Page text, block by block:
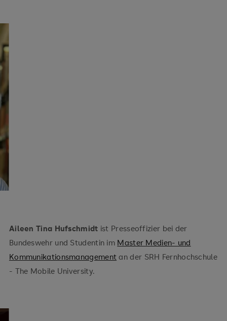
Aileen Tina Hufschmidt ist Presseoffizier bei der
Bundeswehr und Studentin im Master Medien- und
Kommunikationsmanagement an der SRH Fernhochschule
- The Mobile University.